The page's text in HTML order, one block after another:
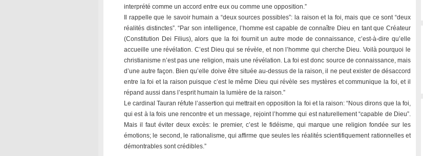
interprété comme un accord entre eux ou comme une opposition.”
Il rappelle que le savoir humain a “deux sources possibles”: la raison et la foi, mais que ce sont “deux
réalités distinctes”. “Par son intelligence, l’homme est capable de connaître Dieu en tant que Créateur
(Constitution Dei Filius), alors que la foi fournit un autre mode de connaissance, c’est-à-dire qu’elle
accueille une révélation. C’est Dieu qui se révèle, et non l’homme qui cherche Dieu. Voilà pourquoi le
christianisme n’est pas une religion, mais une révélation. La foi est donc source de connaissance, mais
d’une autre façon. Bien qu’elle doive être située au-dessus de la raison, il ne peut exister de désaccord
entre la foi et la raison puisque c’est le même Dieu qui révèle ses mystères et communique la foi, et il
répand aussi dans l’esprit humain la lumière de la raison.”
Le cardinal Tauran réfute l’assertion qui mettrait en opposition la foi et la raison: “Nous dirons que la foi,
qui est à la fois une rencontre et un message, rejoint l’homme qui est naturellement “capable de Dieu”.
Mais il faut éviter deux excès: le premier, c’est le fidéisme, qui marque une religion fondée sur les
émotions; le second, le rationalisme, qui affirme que seules les réalités scientifiquement rationnelles et
démontrables sont crédibles.”